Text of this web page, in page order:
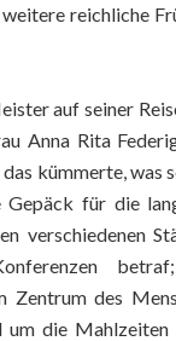
reichliche
auf seiner
Anna Rita
kümmerte, was
für die
verschiedenen
Zentrum des
um die Mahlzeiten